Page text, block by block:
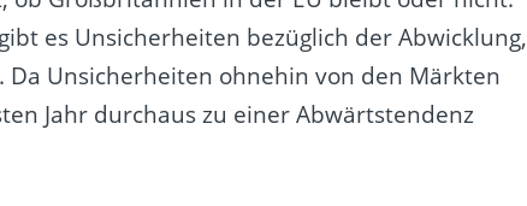
es Unsicherheiten bezüglich der Abwicklung,
Unsicherheiten ohnehin von den Märkten
Jahr durchaus zu einer Abwärtstendenz